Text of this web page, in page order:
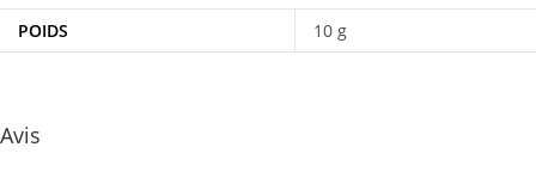
POIDS 10 g
Avis